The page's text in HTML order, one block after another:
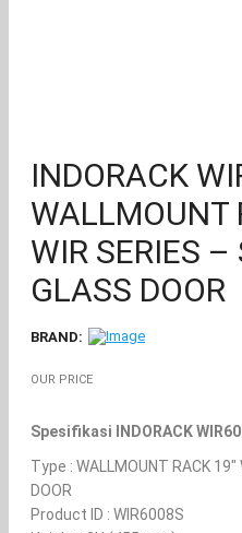
INDORACK
WALLMOUNT
WIR SERIES –
GLASS DOOR
BRAND:
OUR PRICE
Spesifikasi INDORACK
Type : WALLMOUNT RACK 19″
DOOR
Product ID : WIR6008S